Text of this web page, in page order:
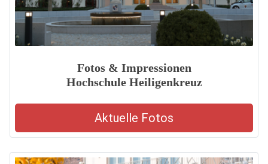
Fotos & Impressionen
Hochschule Heiligenkreuz
Aktuelle Fotos